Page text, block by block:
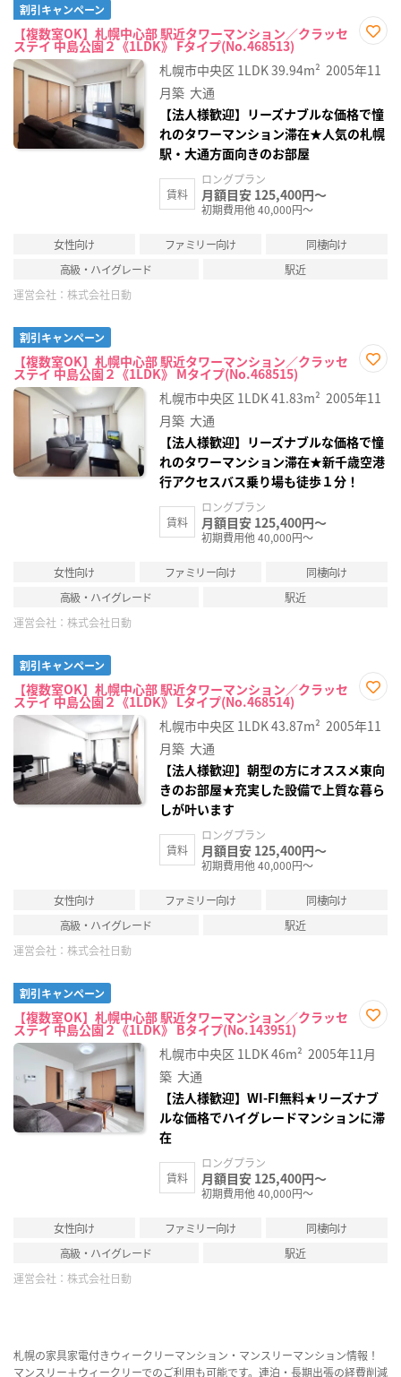
割引キャンペーン
【複数室OK】札幌中心部 駅近タワーマンション／クラッセ
ステイ 中島公園２《1LDK》 Fタイプ(No.468513)
に入
り登
札幌市中央区 1LDK39.94m² 2005年11
月築 大通
【法人様歓迎】リーズナブルな価格で憧
れのタワーマンション滞在★人気の札幌
駅・大通方面向きのお部屋
賃料
ロングプラン
月額目安 125,400円～
初期費用他 40,000円～
女性向け ファミリー向け
同棲向け
高級・ハイグレード
駅近
運営会社： 株式会社日動
割引キャンペーン
【複数室OK】札幌中心部 駅近タワーマンション／クラッセ
ステイ 中島公園２《1LDK》 Mタイプ(No.468515)
に入
り登
札幌市中央区 1LDK41.83m² 2005年11
月築 大通
【法人様歓迎】リーズナブルな価格で憧
れのタワーマンション滞在★新千歳空港
行アクセスバス乗り場も徒歩１分！
賃料
ロングプラン
月額目安 125,400円～
初期費用他 40,000円～
女性向け ファミリー向け
同棲向け
高級・ハイグレード
駅近
運営会社： 株式会社日動
割引キャンペーン
【複数室OK】札幌中心部 駅近タワーマンション／クラッセ
ステイ 中島公園２《1LDK》 Lタイプ(No.468514)
に入
り登
札幌市中央区 1LDK43.87m² 2005年11
月築 大通
【法人様歓迎】朝型の方にオススメ東向
きのお部屋★充実した設備で上質な暮ら
しが叶います
賃料
ロングプラン
月額目安 125,400円～
初期費用他 40,000円～
女性向け ファミリー向け
同棲向け
高級・ハイグレード
駅近
運営会社： 株式会社日動
割引キャンペーン
【複数室OK】札幌中心部 駅近タワーマンション／クラッセ
ステイ 中島公園２《1LDK》 Bタイプ(No.143951)
に入
り登
札幌市中央区 1LDK46m² 2005年11月
築 大通
【法人様歓迎】WI-FI無料★リーズナブ
ルな価格でハイグレードマンションに滞
在
賃料
ロングプラン
月額目安 125,400円～
初期費用他 40,000円～
女性向け ファミリー向け
同棲向け
高級・ハイグレード
駅近
運営会社： 株式会社日動
札幌の家具家電付きウィークリーマンション・マンスリーマンション情報！
マンスリー＋ウィークリーでのご利用も可能です。連泊・長期出張の経費削減